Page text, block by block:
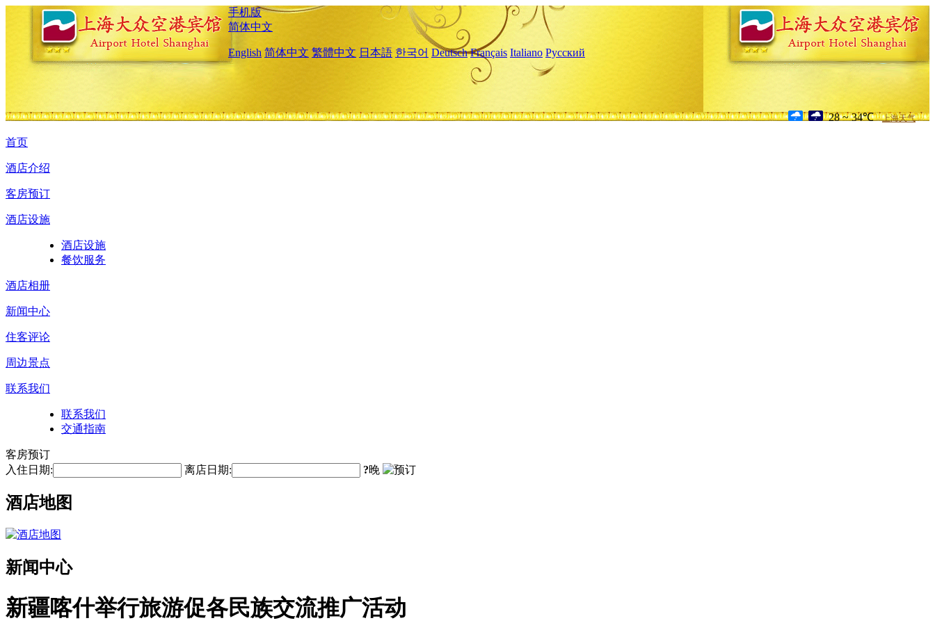
手机版
简体中文
English 简体中文 繁體中文 日本語 한국어 Deutsch Français Italiano Русский
28 ~ 34℃ 上海天气
首页
酒店介绍
客房预订
酒店设施
酒店设施
餐饮服务
酒店相册
新闻中心
住客评论
周边景点
联系我们
联系我们
交通指南
客房预订
入住日期:
离店日期: ?晚
酒店地图
新闻中心
新疆喀什举行旅游促各民族交流推广活动